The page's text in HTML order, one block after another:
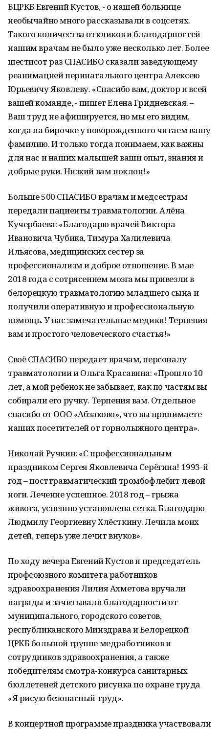
БЦРКБ Евгений Кустов, - о нашей больнице
необычайно много рассказывали в соцсетях.
Такого количества откликов и благодарностей
нашим врачам не было уже несколько лет. Более
шестисот раз СПАСИБО сказали заведующему
реанимацией перинатального центра Алексею
Юрьевичу Яковлеву. «Спасибо вам, доктор и всей
вашей команде, - пишет Елена Гридневская. –
Ваш труд не афишируется, но мы его видим,
когда на бирочке у новорожденного читаем вашу
фамилию. И только тогда понимаем, как важны
для нас и наших малышей ваши опыт, знания и
добрые руки. Низкий вам поклон!»
Больше 500 СПАСИБО врачам и медсестрам
передали пациенты травматологии. Алёна
Кучербаева: «Благодарю врачей Виктора
Ивановича Чубика, Тимура Халилевича
Ильясова, медицинских сестер за
профессионализм и доброе отношение. В мае
2018 года с сотрясением мозга мы привезли в
белорецкую травматологию младшего сына и
получили оперативную и профессиональную
помощь. У нас замечательные медики! Терпения
вам и простого человеческого счастья!»
Своё СПАСИБО передает врачам, персоналу
травматологии и Ольга Красавина: «Прошло 10
лет, а мой ребенок не забывает, как по частям вы
собирали его ручку. Терпения вам. Отдельное
спасибо от ООО «Абзаково», что вы принимаете
наших посетителей от горнолыжного центра».
Николай Ручкин: «С профессиональным
праздником Сергея Яковлевича Серёгина! 1993-й
год – посттравматический тромбофлебит левой
ноги. Лечение успешное. 2018 год – грыжа
живота, успешно установлена сетка. Благодарю
Людмилу Георгиевну Хлёсткину. Лечила моих
детей, теперь уже лечит внуков».
По ходу вечера Евгений Кустов и председатель
профсоюзного комитета работников
здравоохранения Лилия Ахметова вручали
награды и зачитывали благодарности от
муниципального, городского советов,
республиканского Минздрава и Белорецкой
ЦРКБ большой группе медработников и
сотрудников здравоохранения, а также
победителям смотра-конкурса санитарных
бюллетеней детского рисунка по охране труда
«Я рисую безопасный труд».
В концертной программе праздника участвовали